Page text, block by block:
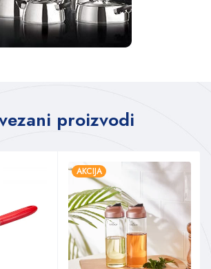
proizvodi
AKCIJA